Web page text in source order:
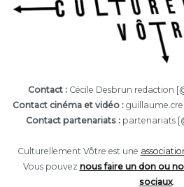
Contact :Cécile Desbrun redaction
Contact cinéma et vidéo :
Contact partenariats : partenariats
Culturellement Vôtre est une
Vous pouvez nous faire un don ou
sociaux.